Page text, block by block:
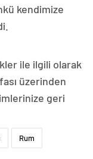
kendimize
ile ilgili olarak
üzerinden
geri
Rum